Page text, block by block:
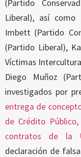
(Partido
Liberal), así como
Imbett (Partido
(Partido Liberal),
Víctimas
Diego Muñoz
investigados por
entrega de
de Crédito
contratos de la
declaración de